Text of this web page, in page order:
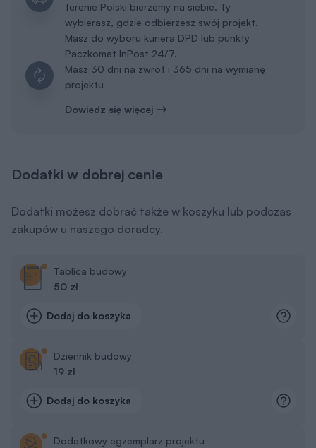
terenie Polski bierzemy na siebie. Ty
wybierasz, gdzie odbierzesz swój projekt.
Masz do wyboru kuriera DPD lub punkty
Paczkomat InPost 24/7.
Masz 30 dni na zwrot i 365 dni na wymianę
projektu
Dowiedz się więcej
Dodatki w dobrej cenie
Dodatki możesz dobrać także w koszyku lub podczas
zakupów u naszego doradcy.
Tablica budowy
50 zł
Dodaj do koszyka
Dziennik budowy
19 zł
Dodaj do koszyka
Dodatkowy egzemplarz projektu